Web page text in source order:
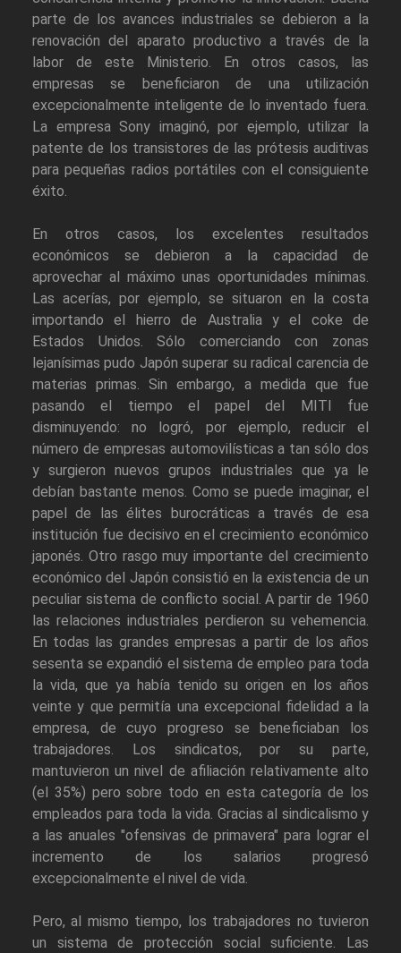
parte de los avances industriales se debieron a la
renovación del aparato productivo a través de la
labor de este Ministerio. En otros casos, las
empresas se beneficiaron de una utilización
excepcionalmente inteligente de lo inventado fuera.
La empresa Sony imaginó, por ejemplo, utilizar la
patente de los transistores de las prótesis auditivas
para pequeñas radios portátiles con el consiguiente
éxito.
En otros casos, los excelentes resultados
económicos se debieron a la capacidad de
aprovechar al máximo unas oportunidades mínimas.
Las acerías, por ejemplo, se situaron en la costa
importando el hierro de Australia y el coke de
Estados Unidos. Sólo comerciando con zonas
lejanísimas pudo Japón superar su radical carencia de
materias primas. Sin embargo, a medida que fue
pasando el tiempo el papel del MITI fue
disminuyendo: no logró, por ejemplo, reducir el
número de empresas automovilísticas a tan sólo dos
y surgieron nuevos grupos industriales que ya le
debían bastante menos. Como se puede imaginar, el
papel de las élites burocráticas a través de esa
institución fue decisivo en el crecimiento económico
japonés. Otro rasgo muy importante del crecimiento
económico del Japón consistió en la existencia de un
peculiar sistema de conflicto social. A partir de 1960
las relaciones industriales perdieron su vehemencia.
En todas las grandes empresas a partir de los años
sesenta se expandió el sistema de empleo para toda
la vida, que ya había tenido su origen en los años
veinte y que permitía una excepcional fidelidad a la
empresa, de cuyo progreso se beneficiaban los
trabajadores. Los sindicatos, por su parte,
mantuvieron un nivel de afiliación relativamente alto
(el 35%) pero sobre todo en esta categoría de los
empleados para toda la vida. Gracias al sindicalismo y
a las anuales "ofensivas de primavera" para lograr el
incremento de los salarios progresó
excepcionalmente el nivel de vida.
Pero, al mismo tiempo, los trabajadores no tuvieron
un sistema de protección social suficiente. Las